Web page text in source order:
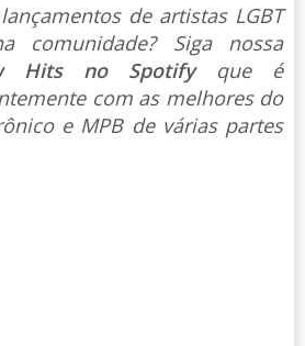
de artistas LGBT
comunidade? Siga nossa
Hits no Spotify que é
com as melhores do
e MPB de várias partes